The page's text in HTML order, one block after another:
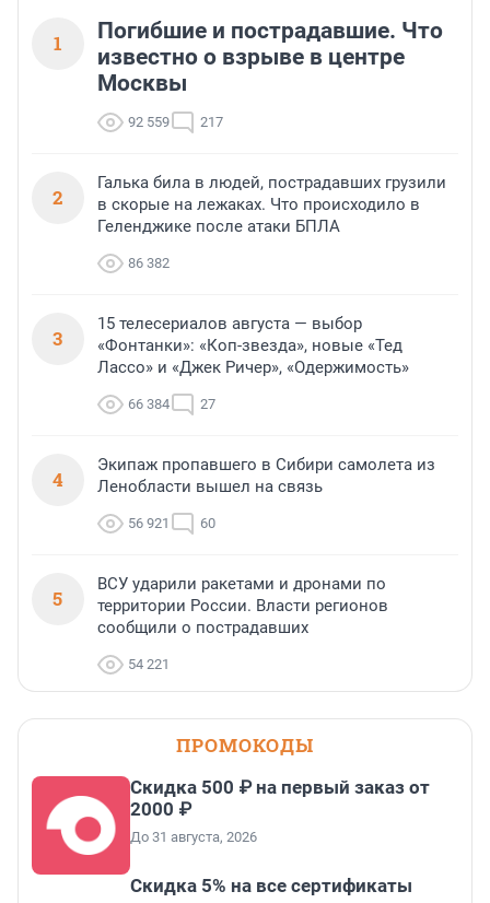
1
Погибшие и пострадавшие. Что
известно о взрыве в центре
Москвы
92 559 217
2
Галька била в людей, пострадавших грузили
в скорые на лежаках. Что происходило в
Геленджике после атаки БПЛА
86 382
3
15 телесериалов августа — выбор
«Фонтанки»: «Коп-звезда», новые «Тед
Лассо» и «Джек Ричер», «Одержимость»
66 384 27
4
Экипаж пропавшего в Сибири самолета из
Ленобласти вышел на связь
56 921 60
5
ВСУ ударили ракетами и дронами по
территории России. Власти регионов
сообщили о пострадавших
54 221
ПРОМОКОДЫ
Скидка 500 ₽ на первый заказ от
2000 ₽
До 31 августа, 2026
Скидка 5% на все сертификаты